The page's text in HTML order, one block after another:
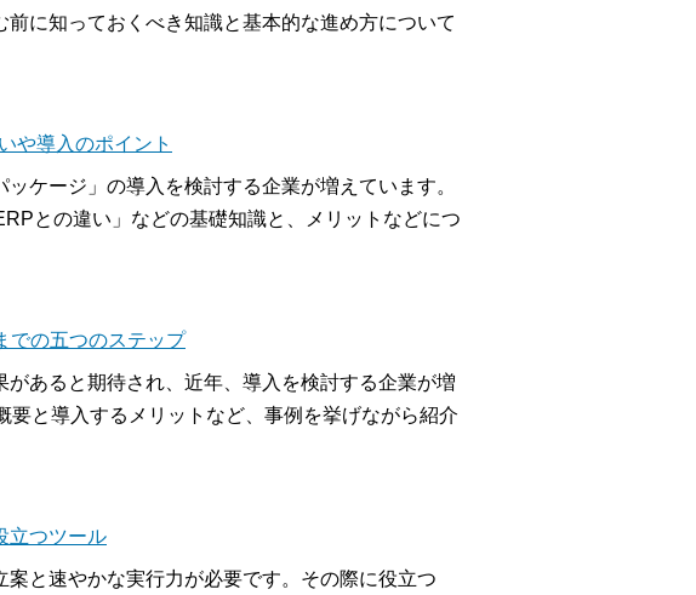
に知っておくべき知識と基本的な進め方について
や導入のポイント
ケージ」の導入を検討する企業が増えています。
との違い」などの基礎知識と、メリットなどにつ
での五つのステップ
あると期待され、近年、導入を検討する企業が増
要と導入するメリットなど、事例を挙げながら紹介
立つツール
と速やかな実行力が必要です。その際に役立つ